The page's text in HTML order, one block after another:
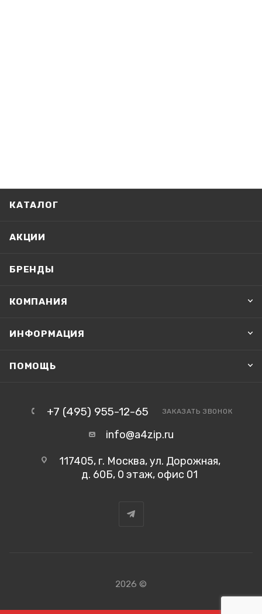
КАТАЛОГ
АКЦИИ
БРЕНДЫ
КОМПАНИЯ
ИНФОРМАЦИЯ
ПОМОЩЬ
+7 (495) 955-12-65 ЗАКАЗАТЬ ЗВОНОК
info@a4zip.ru
117405, г. Москва, ул. Дорожная,
д. 60Б, 0 этаж, офис 01
2026 ©